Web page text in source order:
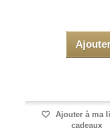
Ajouter à ma
cadeaux